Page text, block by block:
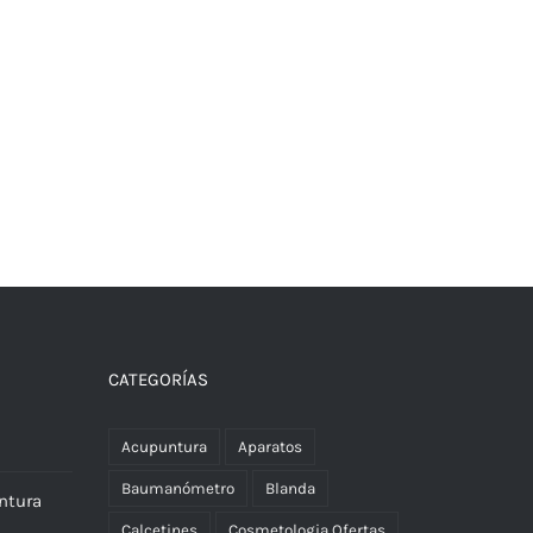
CATEGORÍAS
Acupuntura Aparatos
Baumanómetro Blanda